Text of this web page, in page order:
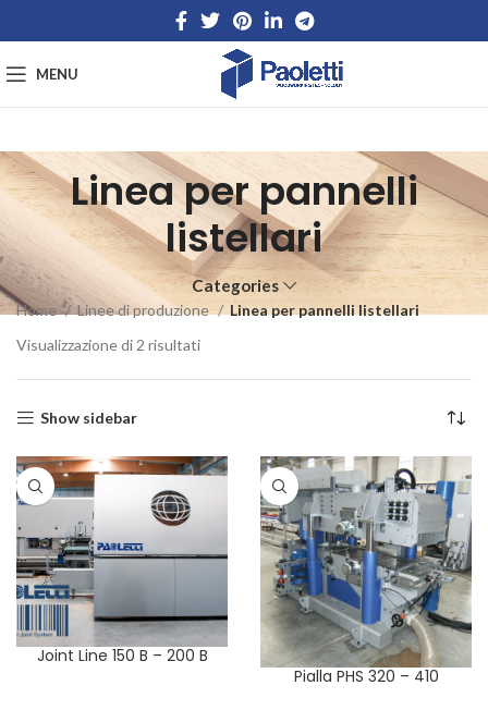
MENU
Linea per pannelli
listellari
Categories
Home Linee di produzione
Linea per pannelli listellari
Visualizzazione di 2 risultati
Show sidebar
Joint Line 150 B – 200 B
Pialla PHS 320 – 410